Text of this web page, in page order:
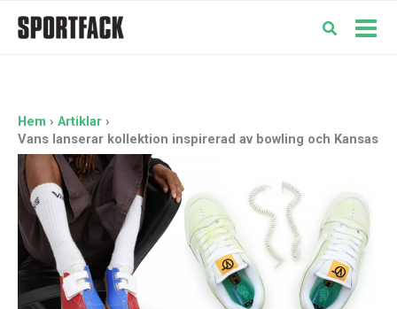
Hem
Artiklar
Vans lanserar kollektion inspirerad av bowling och Kansas